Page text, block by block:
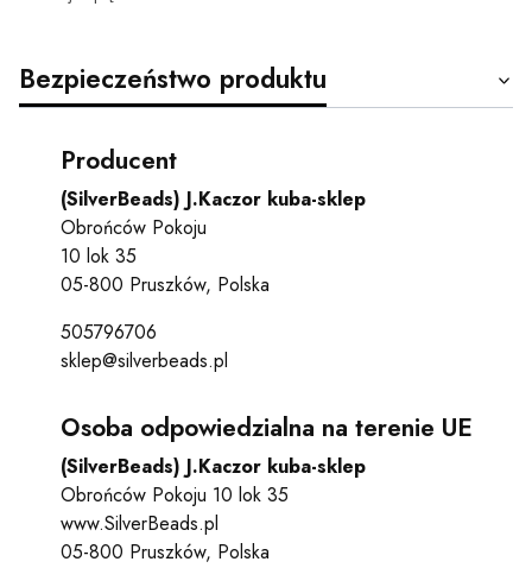
Bezpieczeństwo produktu
Producent
(SilverBeads) J.Kaczor kuba-sklep
Obrońców Pokoju
10 lok 35
05-800 Pruszków, Polska
505796706
sklep@silverbeads.pl
Osoba odpowiedzialna na terenie UE
(SilverBeads) J.Kaczor kuba-sklep
Obrońców Pokoju 10 lok 35
www.SilverBeads.pl
05-800 Pruszków, Polska